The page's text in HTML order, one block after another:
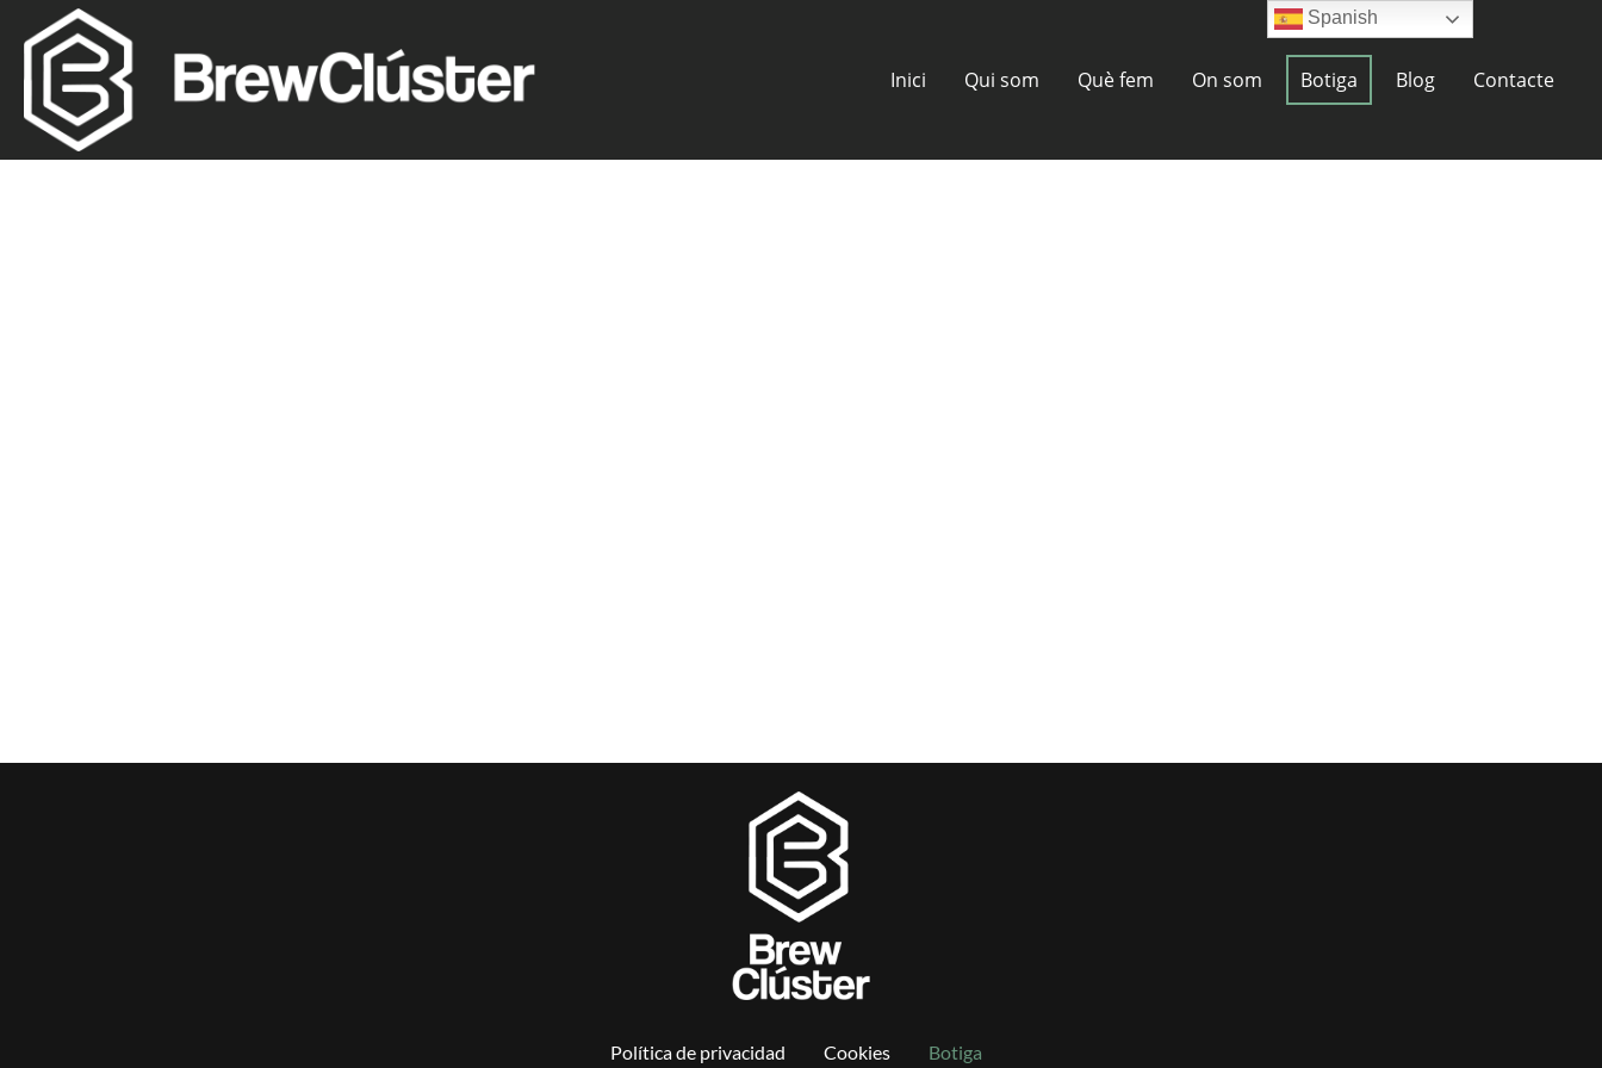
Inici Qui som Què fem On som Botiga Blog Contacte
Política de privacidad Cookies Botiga
Spanish